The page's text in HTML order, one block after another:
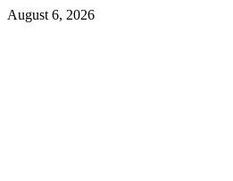
Skip
August 6, 2026